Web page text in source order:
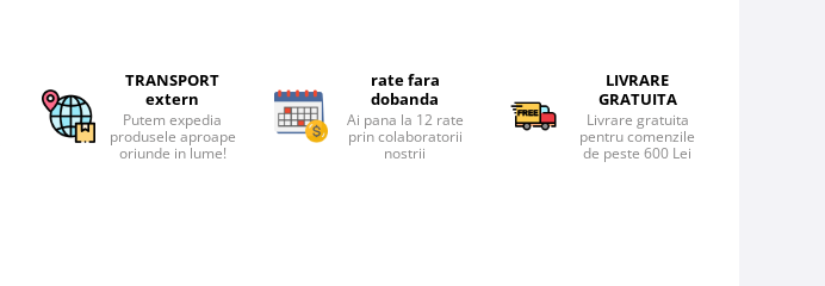
TRANSPORT
extern
Putem expedia
produsele aproape
oriunde in lume!
rate fara
dobanda
Ai pana la 12 rate
prin colaboratorii
nostrii
LIVRARE
GRATUITA
Livrare gratuita
pentru comenzile
de peste 600 Lei